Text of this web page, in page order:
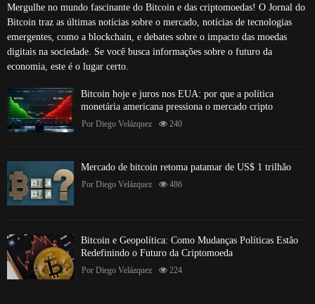
Mergulhe no mundo fascinante do Bitcoin e das criptomoedas! O Jornal do
Bitcoin traz as últimas notícias sobre o mercado, notícias de tecnologias
emergentes, como a blockchain, e debates sobre o impacto das moedas
digitais na sociedade. Se você busca informações sobre o futuro da
economia, este é o lugar certo.
Bitcoin hoje e juros nos EUA: por que a política
monetária americana pressiona o mercado cripto
Por Diego Velázquez 240
Mercado de bitcoin retoma patamar de US$ 1 trilhão
Por Diego Velázquez 486
Bitcoin e Geopolítica: Como Mudanças Políticas Estão
Redefinindo o Futuro da Criptomoeda
Por Diego Velázquez 224